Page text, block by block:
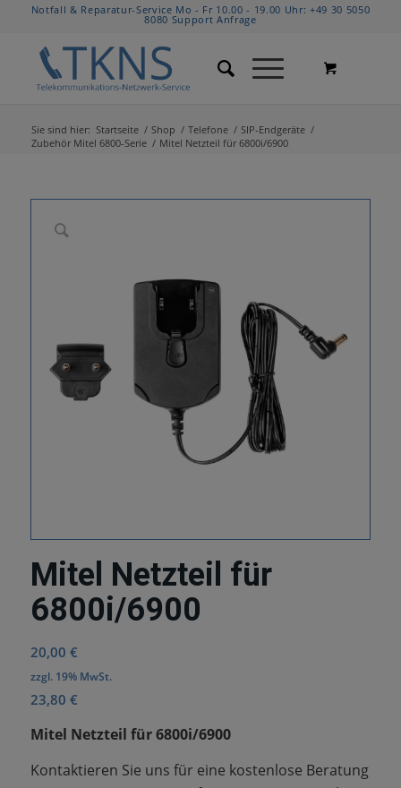
Notfall & Reparatur-Service Mo - Fr 10.00 - 19.00 Uhr:+49 30 5050
8080 Support Anfrage
Sie sind hier: Startseite / Shop / Telefone / SIP-Endgeräte /
Zubehör Mitel 6800-Serie / Mitel Netzteil für 6800i/6900
Mitel Netzteil für
6800i/6900
20,00 €
zzgl. 19% MwSt.
23,80 €
Mitel Netzteil für 6800i/6900
Kontaktieren Sie uns für eine kostenlose Beratung